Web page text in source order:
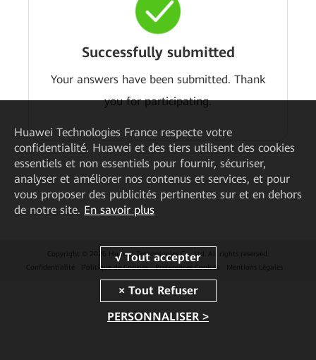
Successfully submitted
Your answers have been submitted. Thank
you for participating.
Copyright © 2026 Huawei Technologies Co., Ltd. All rights reserved.
Confidentialité
Politique de Cookies Préférences Cookies Mentions Légales
Huawei Technologies France respecte votre
confidentialité. Huawei et des tiers utilisent des cookies
essentiels et non essentiels pour fournir, sécuriser,
analyser et améliorer nos contenus et services, et pour
vous proposer des publicités pertinentes sur et en dehors
de notre site. En savoir plus
PERSONNALISER >